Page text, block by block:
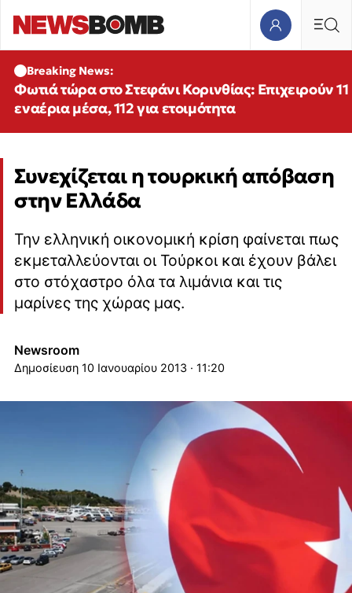
Breaking News:
Φωτιά τώρα στο Στεφάνι Κορινθίας: Επιχειρούν 11
εναέρια μέσα, 112 για ετοιμότητα
Συνεχίζεται η τουρκική απόβαση
στην Ελλάδα
Την ελληνική οικονομική κρίση φαίνεται πως
εκμεταλλεύονται οι Τούρκοι και έχουν βάλει
στο στόχαστρο όλα τα λιμάνια και τις
μαρίνες της χώρας μας.
Newsroom
10 Ιανουαρίου 2013 · 11:20